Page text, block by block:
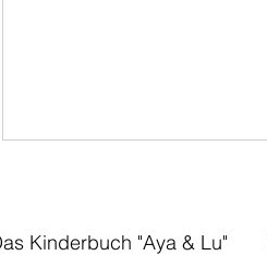
Kinderbuch "Aya & Lu"